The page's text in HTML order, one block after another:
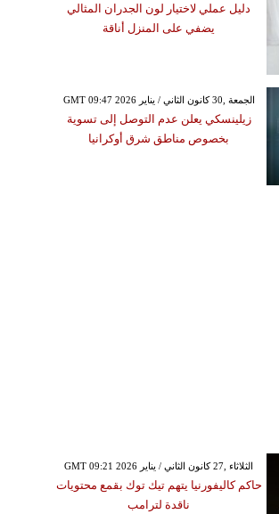
دليل عملي لاختيار لون الجدران المثالي
يضفي على المنزل أناقة
GMT 09:47 2026 الجمعة ,30 كانون الثاني / يناير
زيلينسكي يعلن عدم التوصل إلى تسوية
بخصوص مناطق شرق أوكرانيا
GMT 09:21 2026 الثلاثاء ,27 كانون الثاني / يناير
حاكم كاليفورنيا يتهم تيك توك بقمع محتويات
ناقدة لترامب